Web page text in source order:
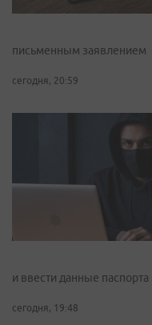
письменным заявлением
сегодня, 20:59
и ввести данные
сегодня, 19:48